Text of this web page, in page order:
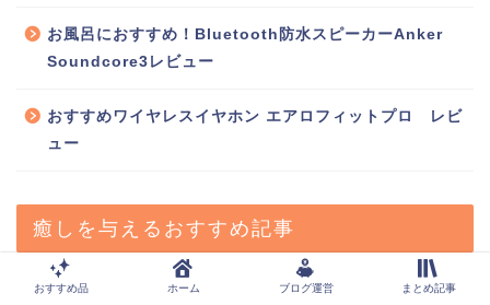
お風呂におすすめ！Bluetooth防水スピーカーAnker
Soundcore3レビュー
おすすめワイヤレスイヤホン エアロフィットプロ レビ
ュー
癒しを与えるおすすめ記事
【購入レビュー】おすすめアイテム
おすすめ品 ホーム ブログ運営 まとめ記事